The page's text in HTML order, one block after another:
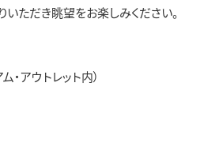
ただき眺望をお楽しみください。
アウトレット内）